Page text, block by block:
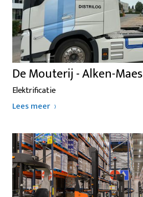
De Mouterij - Alken-Maes
Elektrificatie
Lees meer